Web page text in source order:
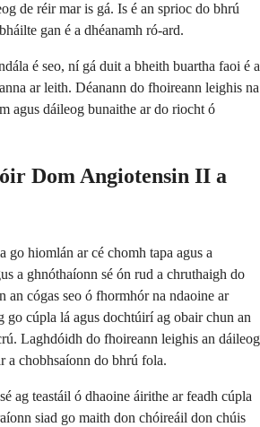
de réir mar is gá. Is é an sprioc do bhrú
gan é a dhéanamh ró-ard.
é seo, ní gá duit a bheith buartha faoi é a
ar leith. Déanann do fhoireann leighis na
agus dáileog bunaithe ar do riocht ó
Dom Angiotensin II a
go hiomlán ar cé chomh tapa agus a
a ghnóthaíonn sé ón rud a chruthaigh do
an cógas seo ó fhormhór na ndaoine ar
go cúpla lá agus dochtúirí ag obair chun an
Laghdóidh do fhoireann leighis an dáileog
a chobhsaíonn do bhrú fola.
ag teastáil ó dhaoine áirithe ar feadh cúpla
siad go maith don chóireáil don chúis